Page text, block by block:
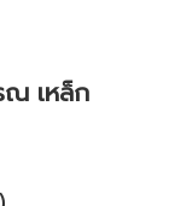
ณ เหล็ก